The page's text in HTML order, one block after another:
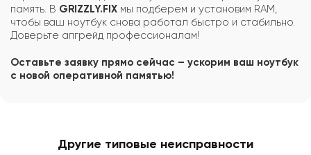
память. В GRIZZLY.FIX мы подберем и установим RAM,
чтобы ваш ноутбук снова работал быстро и стабильно.
Доверьте апгрейд профессионалам!
Оставьте заявку прямо сейчас – ускорим ваш ноутбук
с новой оперативной памятью!
Другие типовые неисправности